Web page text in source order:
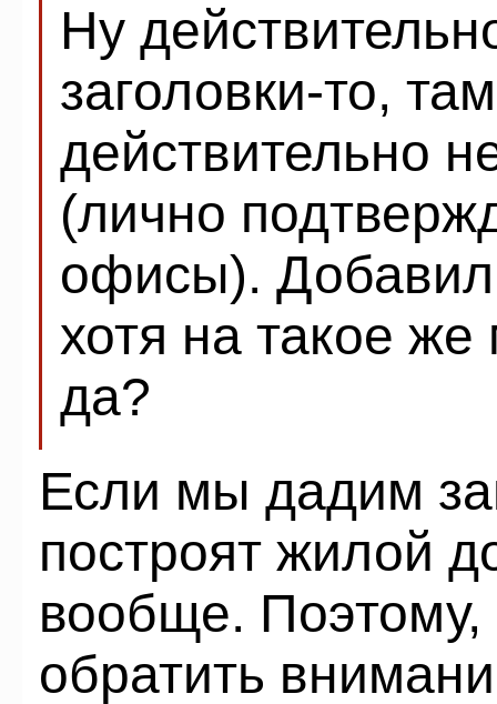
Ну
заголовки-то,
действительно
(лично
офисы).
хотя на такое
да?
Если мы дадим
построят жилой
вообще. Поэтому,
обратить